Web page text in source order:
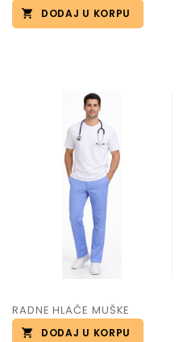
DODAJ U KORPU
RADNE HLAČE MUŠKE
DODAJ U KORPU